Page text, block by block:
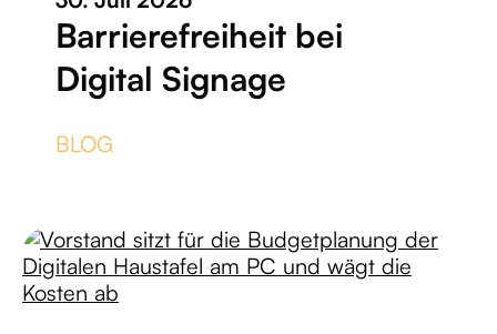
Barrierefreiheit bei
Digital Signage
BLOG